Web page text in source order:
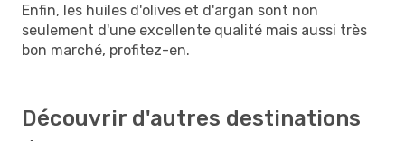
Enfin, les huiles d'olives et d'argan sont non
seulement d'une excellente qualité mais aussi très
bon marché, profitez-en.
Découvrir d'autres destinations